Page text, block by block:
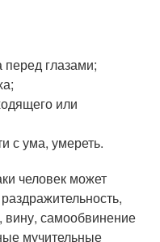
глазами;
или
с ума, умереть.
человек может
вину, самообвинение
мучительные